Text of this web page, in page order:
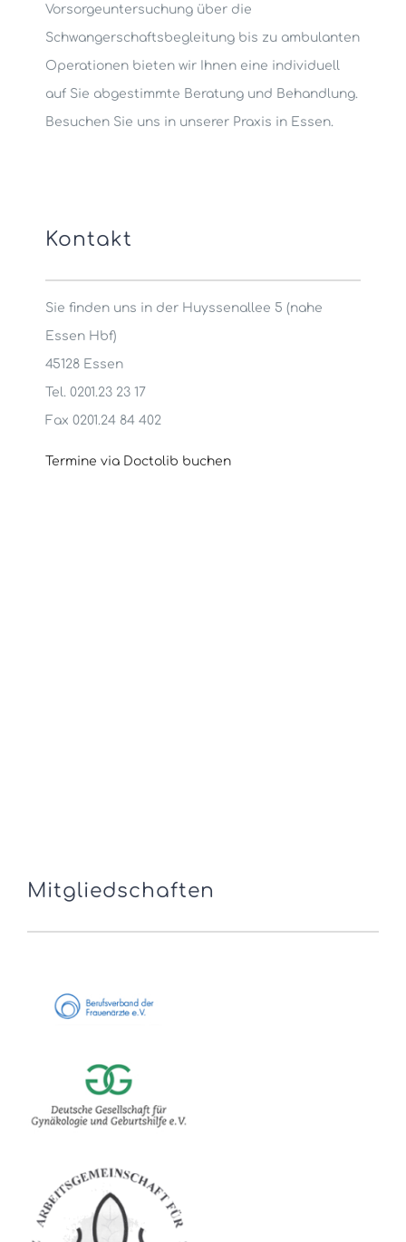
Vorsorgeuntersuchung über die
Schwangerschaftsbegleitung bis zu ambulanten
Operationen bieten wir Ihnen eine individuell
auf Sie abgestimmte Beratung und Behandlung.
Besuchen Sie uns in unserer Praxis in Essen.
Kontakt
Sie finden uns in der Huyssenallee 5 (nahe
Essen Hbf)
45128 Essen
Tel. 0201.23 23 17
Fax 0201.24 84 402
Termine via Doctolib buchen
Mitgliedschaften